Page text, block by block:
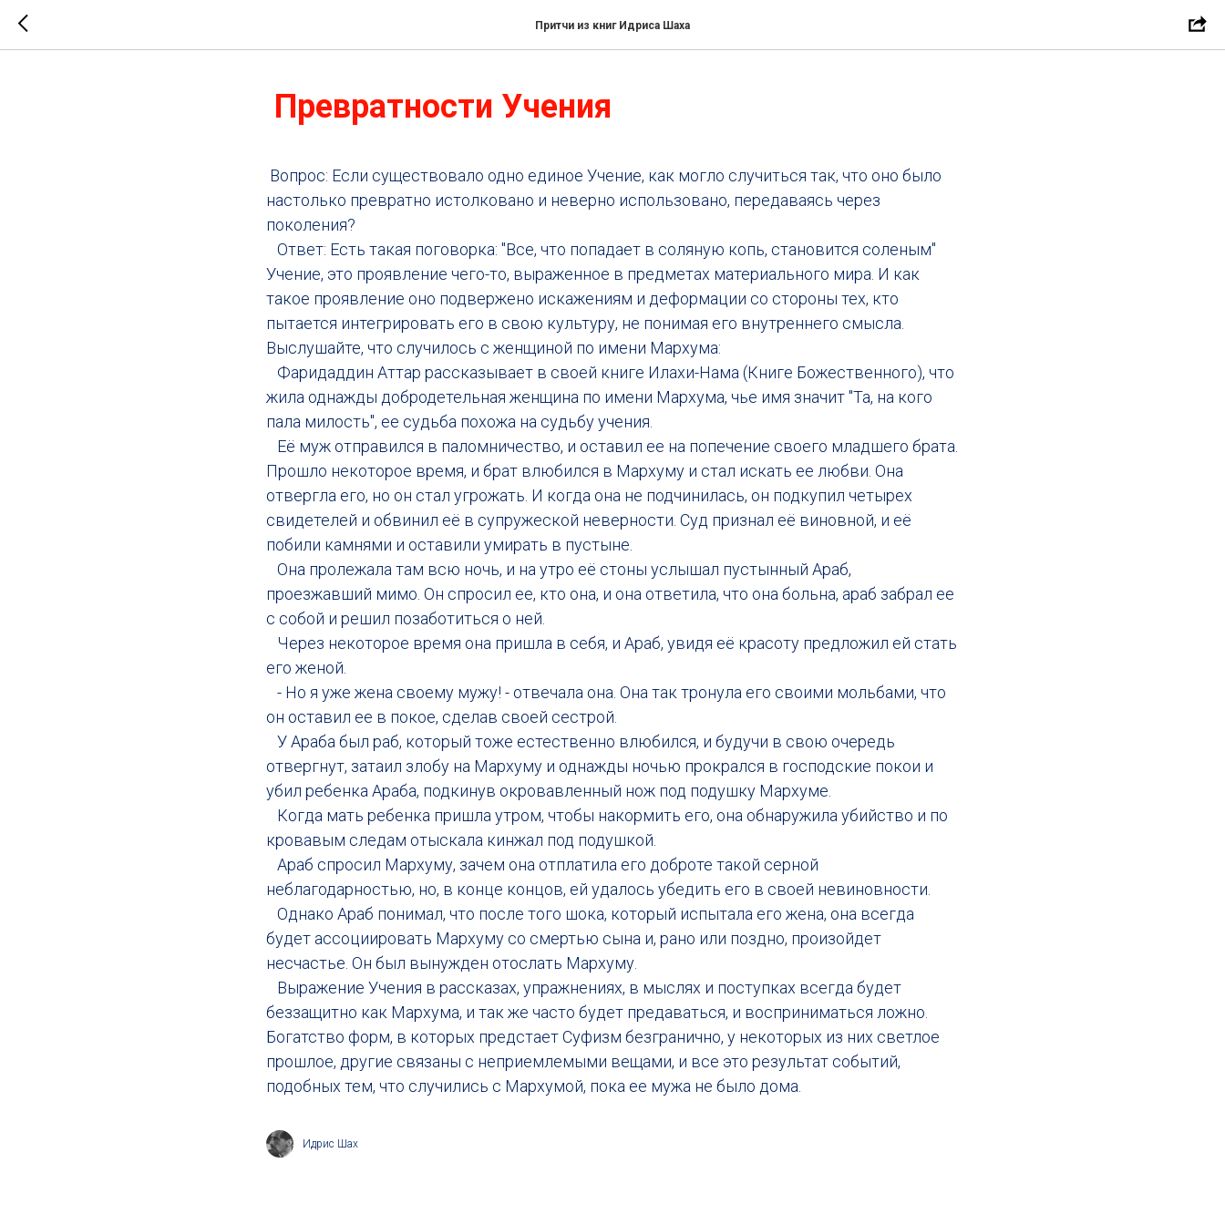
Притчи из книг Идриса Шаха
Превратности Учения
Вопрос: Если существовало одно единое Учение, как могло случиться так, что оно было
настолько превратно истолковано и неверно использовано, передаваясь через
поколения?
Ответ: Есть такая поговорка: "Все, что попадает в соляную копь, становится соленым"
Учение, это проявление чего-то, выраженное в предметах материального мира. И как
такое проявление оно подвержено искажениям и деформации со стороны тех, кто
пытается интегрировать его в свою культуру, не понимая его внутреннего смысла.
Выслушайте, что случилось с женщиной по имени Мархума:
Фаридаддин Аттар рассказывает в своей книге Илахи-Нама (Книге Божественного), что
жила однажды добродетельная женщина по имени Мархума, чье имя значит "Та, на кого
пала милость", ее судьба похожа на судьбу учения.
Её муж отправился в паломничество, и оставил ее на попечение своего младшего брата.
Прошло некоторое время, и брат влюбился в Мархуму и стал искать ее любви. Она
отвергла его, но он стал угрожать. И когда она не подчинилась, он подкупил четырех
свидетелей и обвинил её в супружеской неверности. Суд признал её виновной, и её
побили камнями и оставили умирать в пустыне.
Она пролежала там всю ночь, и на утро её стоны услышал пустынный Араб,
проезжавший мимо. Он спросил ее, кто она, и она ответила, что она больна, араб забрал ее
с собой и решил позаботиться о ней.
Через некоторое время она пришла в себя, и Араб, увидя её красоту предложил ей стать
его женой.
- Но я уже жена своему мужу! - отвечала она. Она так тронула его своими мольбами, что
он оставил ее в покое, сделав своей сестрой.
У Араба был раб, который тоже естественно влюбился, и будучи в свою очередь
отвергнут, затаил злобу на Мархуму и однажды ночью прокрался в господские покои и
убил ребенка Араба, подкинув окровавленный нож под подушку Мархуме.
Когда мать ребенка пришла утром, чтобы накормить его, она обнаружила убийство и по
кровавым следам отыскала кинжал под подушкой.
Араб спросил Мархуму, зачем она отплатила его доброте такой серной
неблагодарностью, но, в конце концов, ей удалось убедить его в своей невиновности.
Однако Араб понимал, что после того шока, который испытала его жена, она всегда
будет ассоциировать Мархуму со смертью сына и, рано или поздно, произойдет
несчастье. Он был вынужден отослать Мархуму.
Выражение Учения в рассказах, упражнениях, в мыслях и поступках всегда будет
беззащитно как Мархума, и так же часто будет предаваться, и восприниматься ложно.
Богатство форм, в которых предстает Суфизм безгранично, у некоторых из них светлое
прошлое, другие связаны с неприемлемыми вещами, и все это результат событий,
подобных тем, что случились с Мархумой, пока ее мужа не было дома.
Идрис Шах